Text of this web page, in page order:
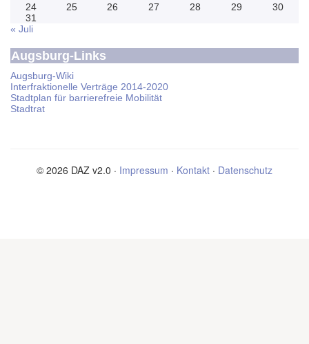
24
25 26 27 28 29
30
31
« Juli
Augsburg-Links
Augsburg-Wiki
Interfraktionelle Verträge 2014-2020
Stadtplan für barrierefreie Mobilität
Stadtrat
© 2026 DAZ v2.0 · Impressum · Kontakt · Datenschutz